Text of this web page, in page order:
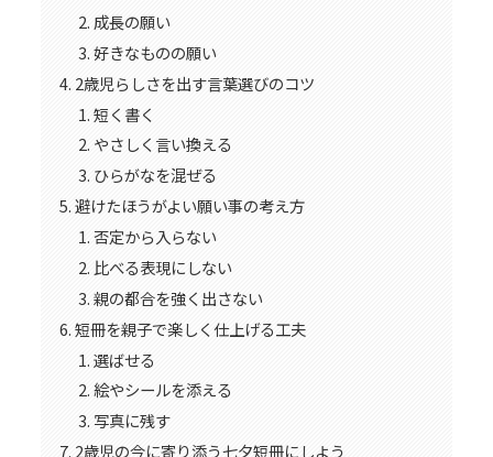
成長の願い
好きなものの願い
2歳児らしさを出す言葉選びのコツ
短く書く
やさしく言い換える
ひらがなを混ぜる
避けたほうがよい願い事の考え方
否定から入らない
比べる表現にしない
親の都合を強く出さない
短冊を親子で楽しく仕上げる工夫
選ばせる
絵やシールを添える
写真に残す
2歳児の今に寄り添う七夕短冊にしよう